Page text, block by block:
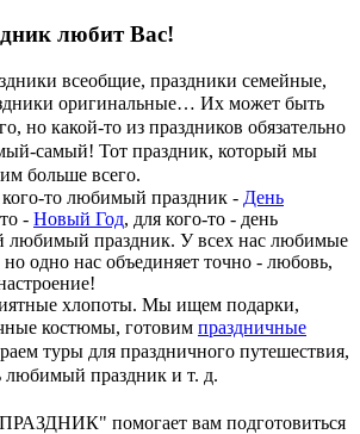
любит Вас!
всеобщие, праздники семейные,
оригинальные… Их может быть
но какой-то из праздников обязательно
самый! Тот праздник, который мы
больше всего.
то любимый праздник - День
- Новый Год, для кого-то - день
любимый праздник. У всех нас любимые
одно нас объединяет точно - любовь,
хлопоты. Мы ищем подарки,
костюмы, готовим праздничные
туры для праздничного путешествия,
любимый праздник и т. д.
помогает вам подготовиться